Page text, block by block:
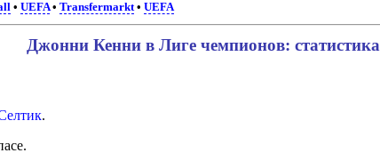
• UEFA• Transfermarkt• UEFA
Джонни Кенни в Лиге чемпионов: статистика
.